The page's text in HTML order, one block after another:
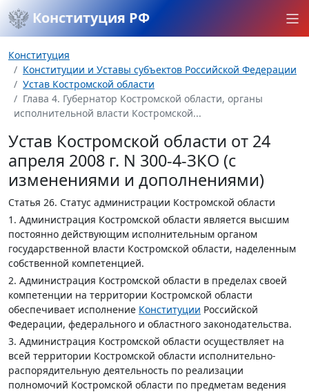
Конституция РФ
Конституция
Конституции и Уставы субъектов Российской Федерации
Устав Костромской области
Глава 4. Губернатор Костромской области, органы
исполнительной власти Костромской...
Устав Костромской области от 24
апреля 2008 г. N 300-4-ЗКО (с
изменениями и дополнениями)
Статья 26. Статус администрации Костромской области
1. Администрация Костромской области является высшим
постоянно действующим исполнительным органом
государственной власти Костромской области, наделенным
собственной компетенцией.
2. Администрация Костромской области в пределах своей
компетенции на территории Костромской области
обеспечивает исполнение Конституции Российской
Федерации, федерального и областного законодательства.
3. Администрация Костромской области осуществляет на
всей территории Костромской области исполнительно-
распорядительную деятельность по реализации
полномочий Костромской области по предметам ведения